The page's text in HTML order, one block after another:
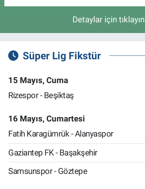
Detaylar için tıklayın
Süper Lig Fikstür
15 Mayıs, Cuma
Rizespor - Beşiktaş
16 Mayıs, Cumartesi
Fatih Karagümrük - Alanyaspor
Gaziantep FK - Başakşehir
Samsunspor - Göztepe